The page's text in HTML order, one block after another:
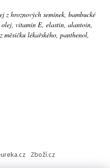
z hroznových semínek, bambucké
olej, vitamín E, elastin, alantoin,
měsíčku lékařského, panthenol,
Zboží.cz